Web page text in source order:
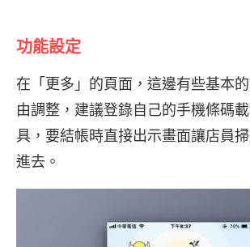
功能設定
在「更多」的頁面，這邊有些基本
由調整，建議登錄自己的手機條碼
具，要結帳時直接出示畫面讓店員
進去。